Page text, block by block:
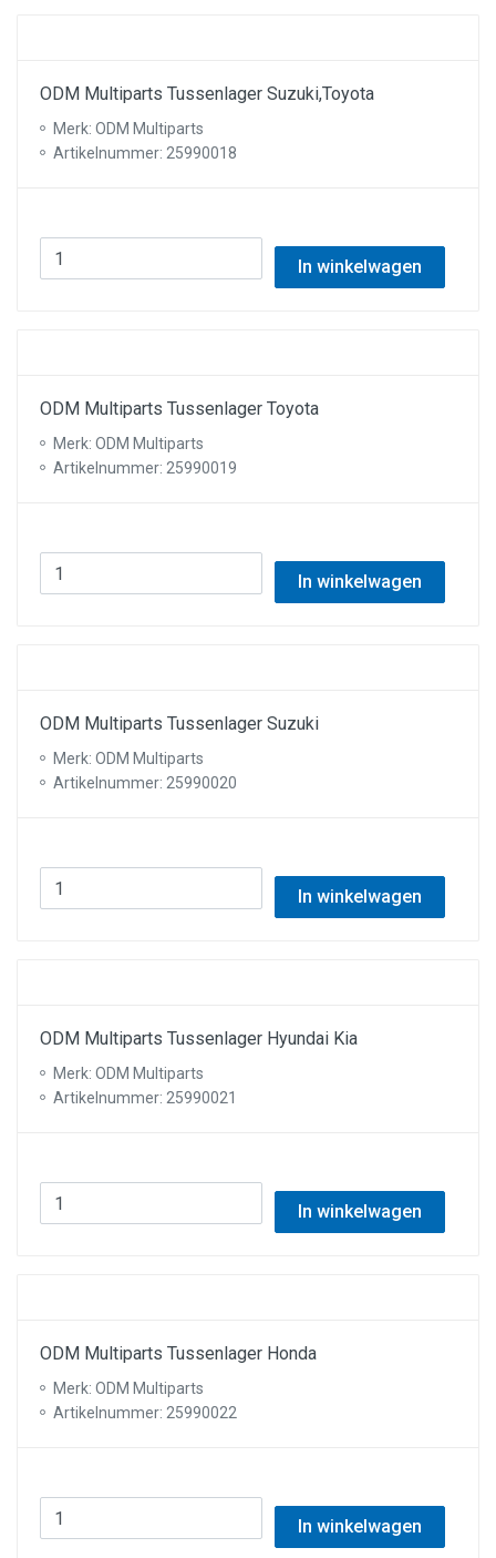
ODM Multiparts Tussenlager Suzuki,Toyota
Merk: ODM Multiparts
Artikelnummer: 25990018
In winkelwagen
ODM Multiparts Tussenlager Toyota
Merk: ODM Multiparts
Artikelnummer: 25990019
In winkelwagen
ODM Multiparts Tussenlager Suzuki
Merk: ODM Multiparts
Artikelnummer: 25990020
In winkelwagen
ODM Multiparts Tussenlager Hyundai Kia
Merk: ODM Multiparts
Artikelnummer: 25990021
In winkelwagen
ODM Multiparts Tussenlager Honda
Merk: ODM Multiparts
Artikelnummer: 25990022
In winkelwagen